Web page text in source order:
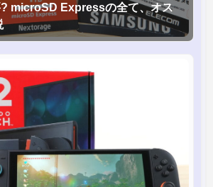
microSD Expressの全て、オス